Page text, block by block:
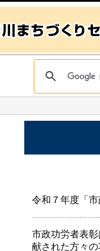
令和７年度「
市政功労者表
献された方々